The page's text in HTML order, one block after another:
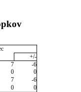
+/-
7
-6
0
0
7
-6
0
0